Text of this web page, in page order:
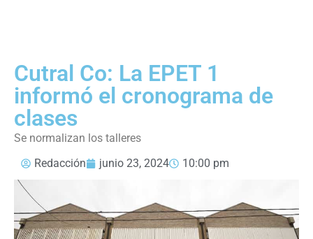
Cutral Co: La EPET 1
informó el cronograma de
clases
Se normalizan los talleres
Redacción
junio 23, 2024 10:00 pm